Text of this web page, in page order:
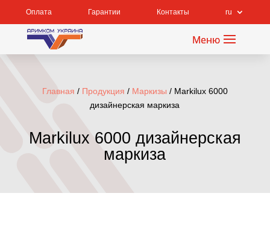
Оплата Гарантии Контакты ru
Главная / Продукция / Маркизы / Markilux 6000
дизайнерская маркиза
Markilux 6000 дизайнерская
маркиза